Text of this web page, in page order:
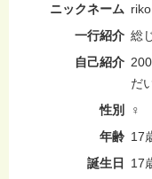
ニックネーム riko
一行紹介 総
自己紹介
だ
性別
♀
年齢 17
誕生日
17